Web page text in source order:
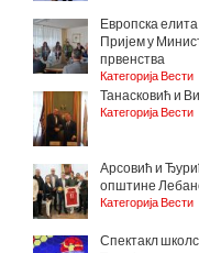
Европска
Пријем у
првенства
Категорија Вести
Танасковић и
Категорија Вести
Арсовић и
општине
Категорија Вести
Спектакл